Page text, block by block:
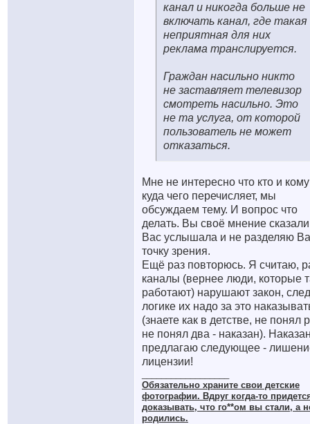
канал и никогда больше не
включать канал, где такая
неприятная для них
реклама транслируется.
Граждан насильно никто
не заставляет телевизор
смотреть насильно. Это
не та услуга, от которой
пользователь не может
отказаться.
Мне не интересно что кто и кому
куда чего перечисляет, мы
обсуждаем тему. И вопрос что
делать. Вы своё мнение
Вас услышала и не разделяю
точку зрения.
Ещё раз повторюсь. Я считаю,
каналы (вернее люди, которые
работают) нарушают закон,
логике их надо за это
(знаете как в детстве, не понял
не понял два - наказан).
предлагаю следующее -
лицензии!
Обязательно храните cвои детские
фотографии. Вдруг когда-то
доказывать, что го**ом вы стали, а
родились.